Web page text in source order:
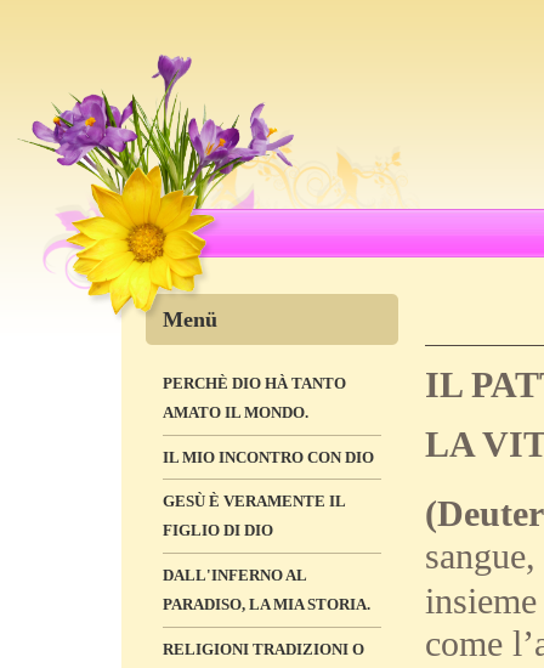
Menü
PERCHÈ DIO HÀ TANTO
AMATO IL MONDO.
IL MIO INCONTRO CON DIO
GESÙ È VERAMENTE IL
FIGLIO DI DIO
DALL'INFERNO AL
PARADISO, LA MIA STORIA.
RELIGIONI TRADIZIONI O
IL
LA
come